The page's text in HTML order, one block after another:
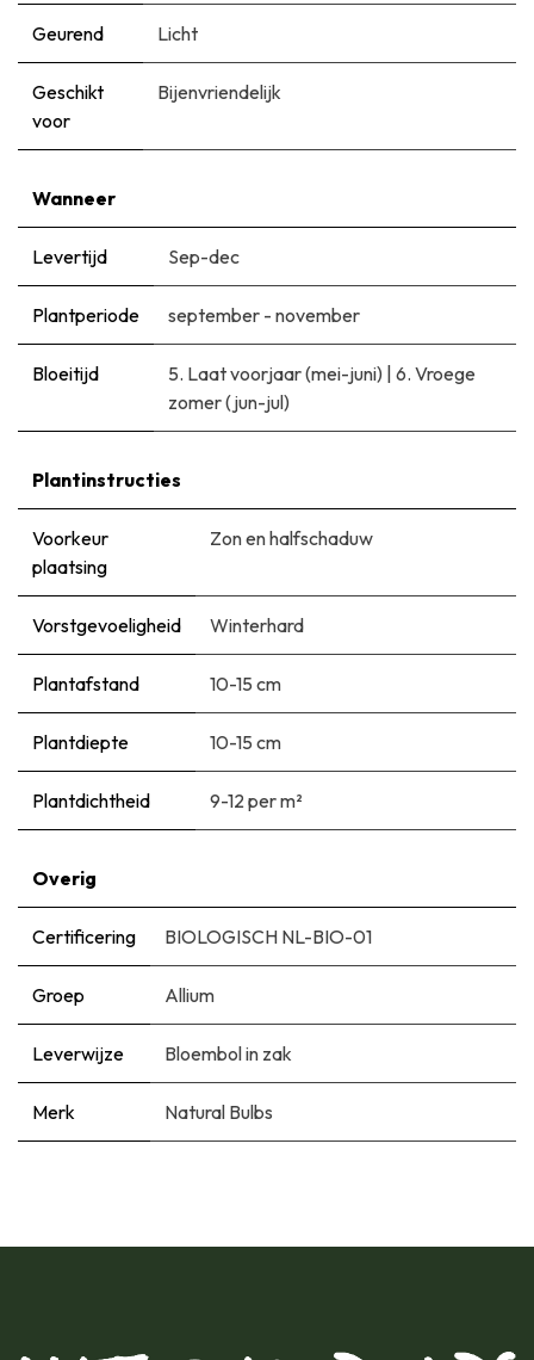
Geurend Licht
Geschikt
voor
Bijenvriendelijk
Wanneer
Levertijd Sep-dec
Plantperiode september - november
Bloeitijd 5. Laat voorjaar (mei-juni) | 6. Vroege
zomer (jun-jul)
Plantinstructies
Voorkeur
plaatsing
Zon en halfschaduw
Vorstgevoeligheid Winterhard
Plantafstand 10-15 cm
Plantdiepte 10-15 cm
Plantdichtheid 9-12 per m²
Overig
Certificering BIOLOGISCH NL-BIO-01
Groep Allium
Leverwijze Bloembol in zak
Merk Natural Bulbs